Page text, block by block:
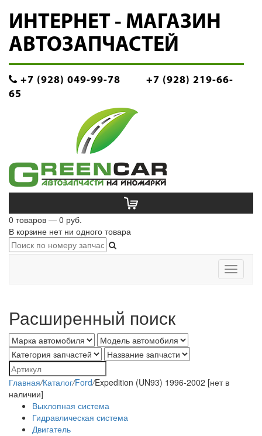
ИНТЕРНЕТ - МАГАЗИН
АВТОЗАПЧАСТЕЙ
+7 (928) 049-99-78
+7 (928) 219-66-
65
0 товаров — 0 руб.
В корзине нет ни одного товара
Toggle
Расширенный поиск
Главная/Каталог/Ford/Expedition (UN93) 1996-2002 [нет в
наличии]
Выхлопная система
Гидравлическая система
Двигатель